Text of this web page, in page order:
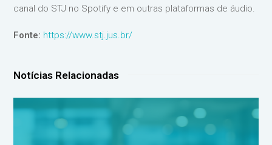
canal do STJ no Spotify e em outras plataformas de áudio.
Fonte: https://www.stj.jus.br/
Notícias Relacionadas